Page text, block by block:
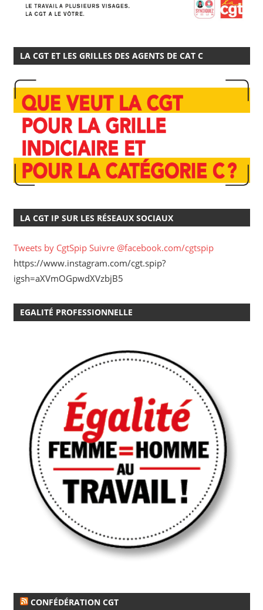
LA CGT ET LES GRILLES DES AGENTS DE CAT C
LA CGT IP SUR LES RÉSEAUX SOCIAUX
Tweets by CgtSpip Suivre @facebook.com/cgtspip
https://www.instagram.com/cgt.spip?
igsh=aXVmOGpwdXVzbjB5
EGALITÉ PROFESSIONNELLE
CONFÉDÉRATION CGT